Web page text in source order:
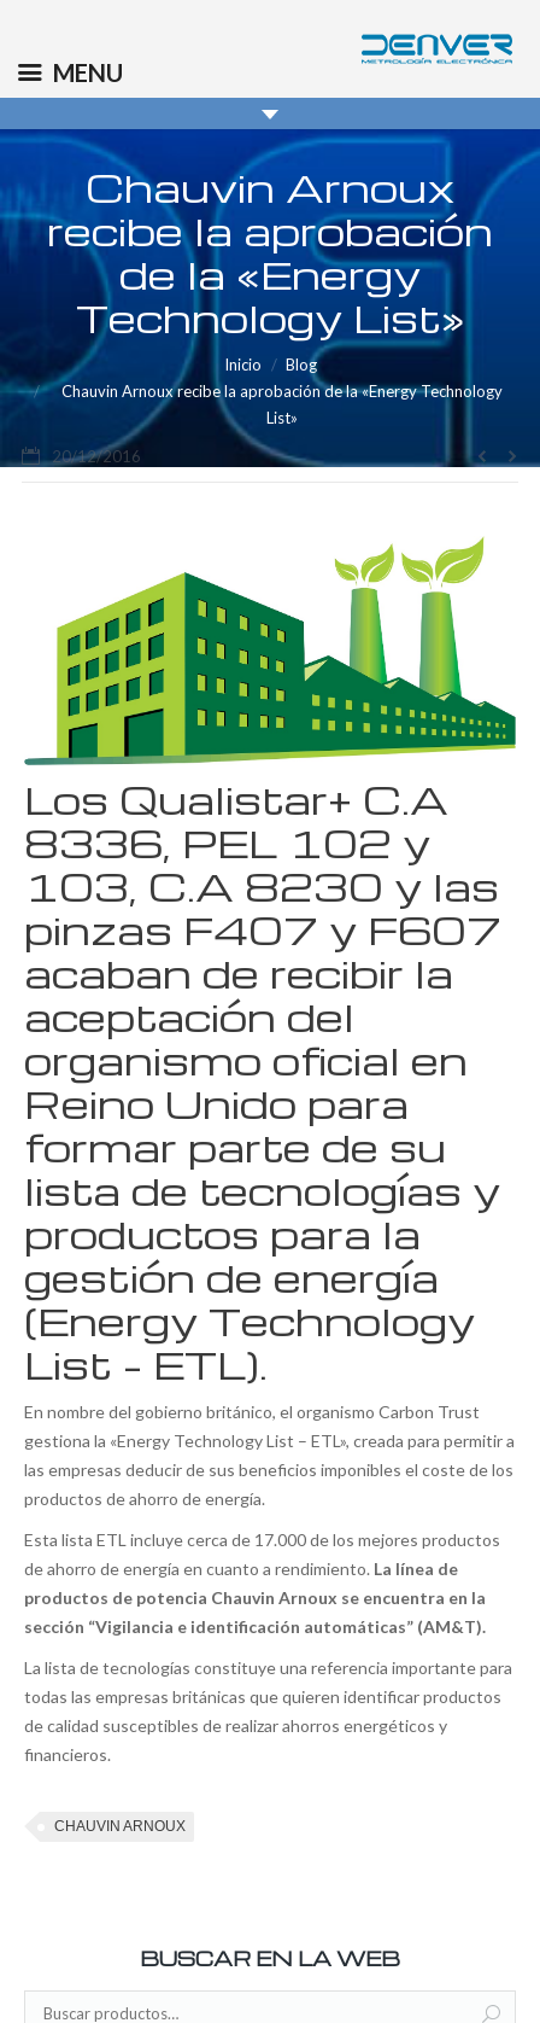
info@denver.es
Chauvin Arnoux
recibe la aprobación
de la «Energy
Technology List»
You are here: Inicio
Blog
Chauvin Arnoux recibe la aprobación de la «Energy Technology
List»
20/12/2016
Los Qualistar+ C.A
8336, PEL 102 y
103, C.A 8230 y las
pinzas F407 y F607
acaban de recibir la
aceptación del
organismo oficial en
Reino Unido para
formar parte de su
lista de tecnologías y
productos para la
gestión de energía
(Energy Technology
List – ETL).
En nombre del gobierno británico, el organismo Carbon Trust
gestiona la «Energy Technology List – ETL», creada para permitir a
las empresas deducir de sus beneficios imponibles el coste de los
productos de ahorro de energía.
Esta lista ETL incluye cerca de 17.000 de los mejores productos
de ahorro de energía en cuanto a rendimiento. La línea de
productos de potencia Chauvin Arnoux se encuentra en la
sección “Vigilancia e identificación automáticas” (AM&T).
La lista de tecnologías constituye una referencia importante para
todas las empresas británicas que quieren identificar productos
de calidad susceptibles de realizar ahorros energéticos y
financieros.
CHAUVIN ARNOUX
BUSCAR EN LA WEB
MENU